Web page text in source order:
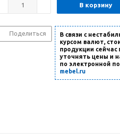
В корзину
Поделиться
В связи с
курсом валют,
продукции
уточнять цены и
по электронной
mebel.ru